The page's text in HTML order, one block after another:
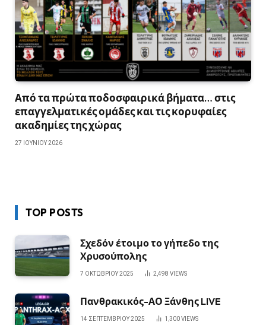
Από τα πρώτα ποδοσφαιρικά βήματα… στις
επαγγελματικές ομάδες και τις κορυφαίες
ακαδημίες της χώρας
27 ΙΟΥΝΊΟΥ 2026
TOP POSTS
Σχεδόν έτοιμο το γήπεδο της
Χρυσούπολης
7 ΟΚΤΩΒΡΊΟΥ 2025 2,498 VIEWS
Πανθρακικός-ΑΟ Ξάνθης LIVE
14 ΣΕΠΤΕΜΒΡΊΟΥ 2025 1,300VIEWS